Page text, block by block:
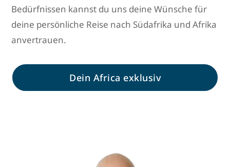
Bedürfnissen kannst du uns deine Wünsche für
deine persönliche Reise nach Südafrika und Afrika
anvertrauen.
Dein Africa exklusiv